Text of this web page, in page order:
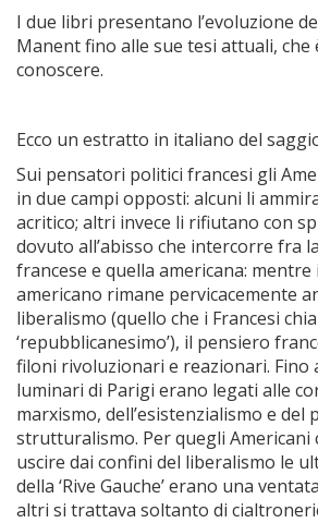
I due libri presentano l’evoluzione
Manent fino alle sue tesi attuali, che
conoscere.
Ecco un estratto in italiano del
Sui pensatori politici francesi gli
in due campi opposti: alcuni li
acritico; altri invece li rifiutano con
dovuto all’abisso che intercorre fra
francese e quella americana:
americano rimane pervicacemente
liberalismo (quello che i Francesi
‘repubblicanesimo’), il pensiero
filoni rivoluzionari e reazionari. Fino
luminari di Parigi erano legati alle
marxismo, dell’esistenzialismo e del
strutturalismo. Per quegli Americani
uscire dai confini del liberalismo le
della ‘Rive Gauche’ erano una
altri si trattava soltanto di